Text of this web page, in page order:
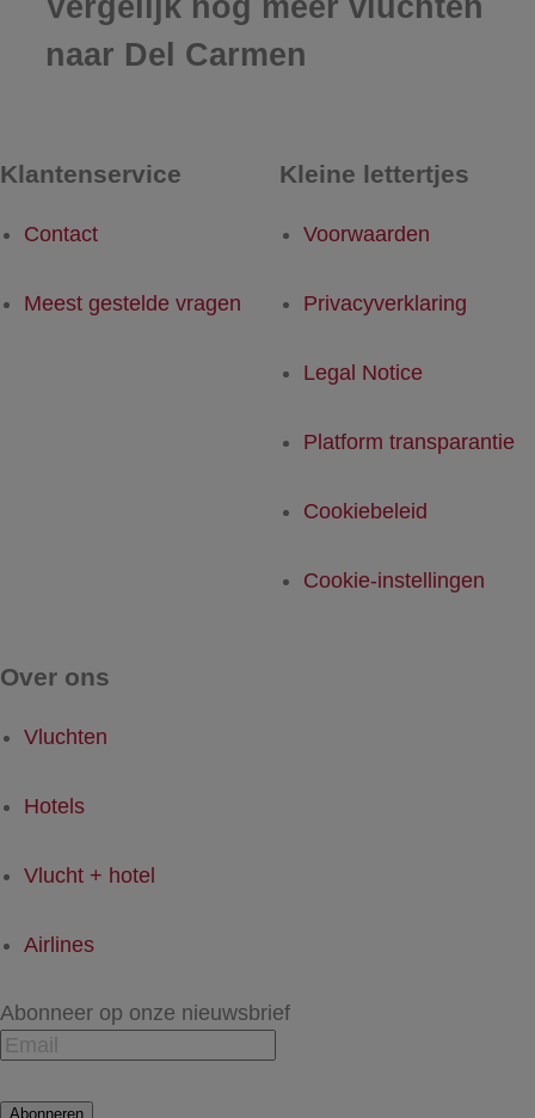
Vergelijk nog meer vluchten
naar Del Carmen
Klantenservice
Contact
Meest gestelde vragen
Kleine lettertjes
Voorwaarden
Privacyverklaring
Legal Notice
Platform transparantie
Cookiebeleid
Cookie-instellingen
Over ons
Vluchten
Hotels
Vlucht + hotel
Airlines
Abonneer op onze nieuwsbrief
Abonneren